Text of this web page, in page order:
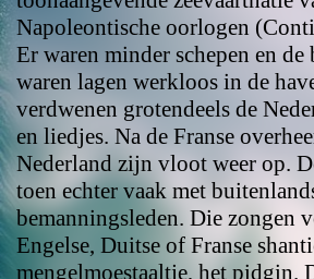
Napoleontische oorlogen
Er waren minder schepen en de
waren lagen werkloos in de
verdwenen grotendeels de
en liedjes. Na de Franse
Nederland zijn vloot weer op.
toen echter vaak met
bemanningsleden. Die zongen
Engelse, Duitse of Franse
mengelmoestaaltje, het pidgin.